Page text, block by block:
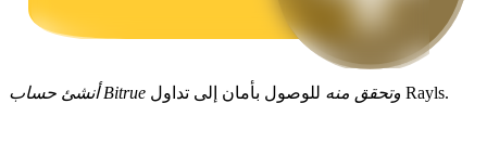
أنشئ حساب Bitrue وتحقق منه للوصول بأمان إلى تداول Rayls.